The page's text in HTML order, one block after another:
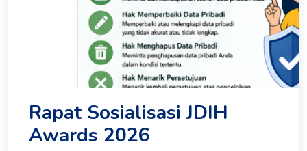
Rapat Sosialisasi JDIH
Awards 2026